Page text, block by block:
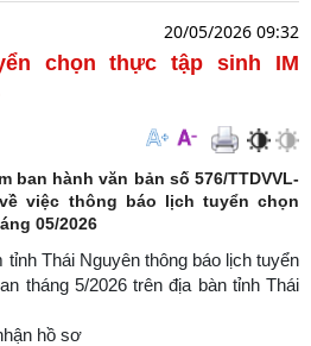
20/05/2026 09:32
chọn thực tập sinh IM
ban hành văn bản số 576/TTDVVL-
về việc thông báo lịch tuyển chọn
05/2026
Thái Nguyên thông báo lịch tuyển
tháng 5/2026 trên địa bàn tỉnh Thái
hồ sơ